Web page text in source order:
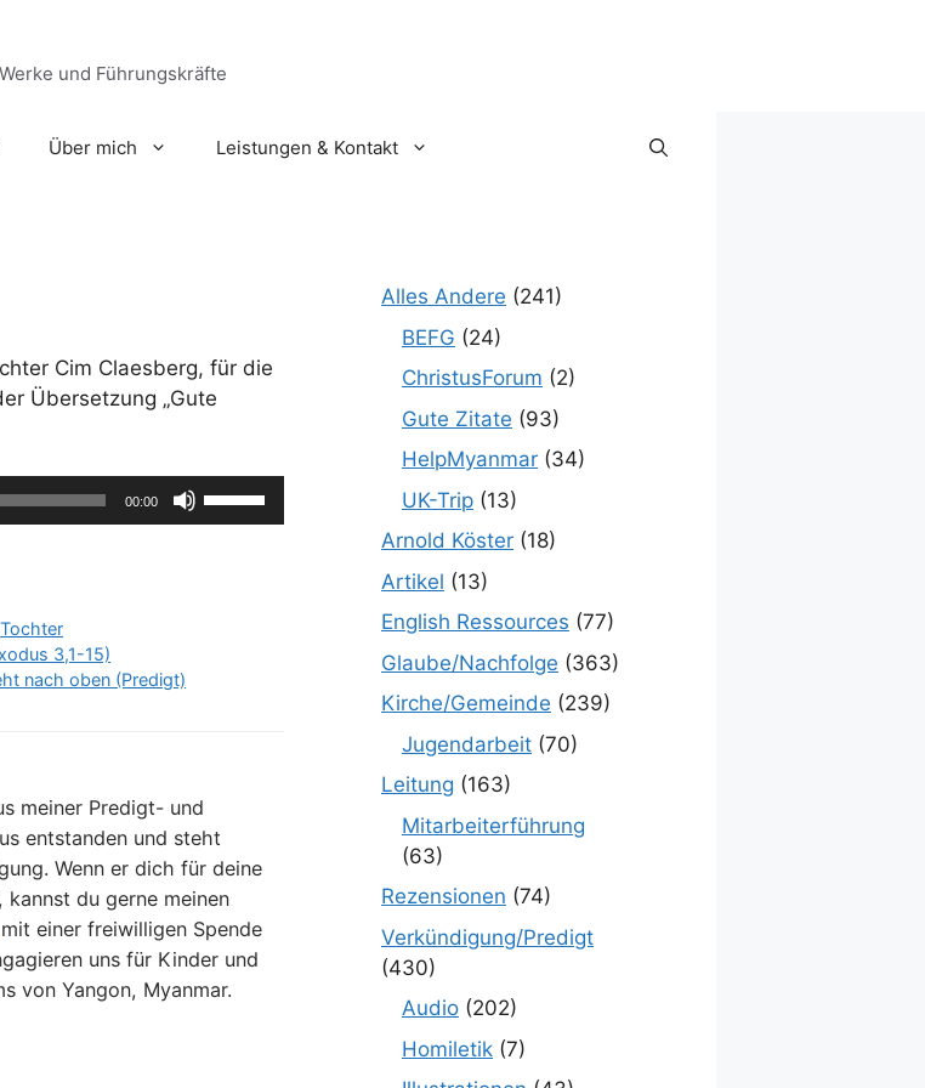
und Führungskräfte
Über mich Leistungen & Kontakt
Cim Claesberg, für die
Übersetzung „Gute
00:00
Hoch/Runter
Tochter
3,1-15)
nach oben (Predigt)
meiner Predigt- und
entstanden und steht
Wenn er dich für deine
du gerne meinen
mit einer freiwilligen Spende
uns für Kinder und
von Yangon, Myanmar.
Alles Andere (241)
BEFG (24)
ChristusForum (2)
Gute Zitate (93)
HelpMyanmar (34)
UK-Trip (13)
Arnold Köster (18)
Artikel (13)
English Ressources (77)
Glaube/Nachfolge (363)
Kirche/Gemeinde (239)
Jugendarbeit (70)
Leitung (163)
Mitarbeiterführung
(63)
Rezensionen (74)
Verkündigung/Predigt
(430)
Audio (202)
Homiletik (7)